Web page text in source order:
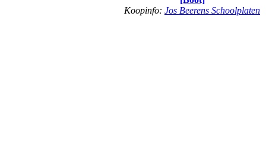
Koopinfo: Jos Beerens Schoolplaten